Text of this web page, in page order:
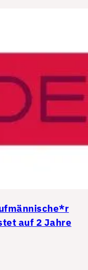
auf 2 Jahre